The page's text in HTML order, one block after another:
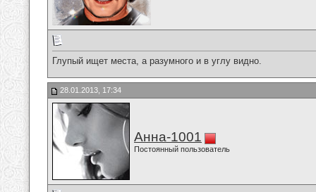
Глупый ищет места, а разумного и в углу видно.
28.01.2013, 17:34
Анна-1001
Постоянный пользователь